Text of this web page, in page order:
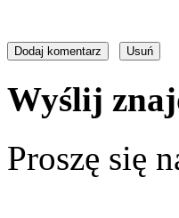
Wyślij
Proszę się